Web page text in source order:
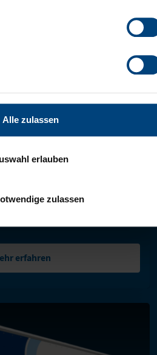
Alle zulassen
erlauben
zulassen
erfahren